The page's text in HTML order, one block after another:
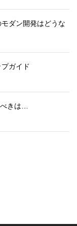
ダン開発はどうな
ガイド
きは…